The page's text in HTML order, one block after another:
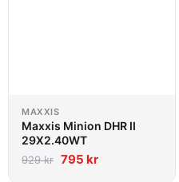
MAXXIS
Maxxis Minion DHR II
29X2.40WT
929kr 795 kr